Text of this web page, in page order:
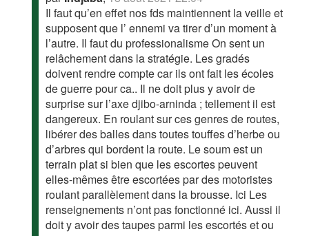
Il faut qu’en effet nos fds maintiennent la veille et
supposent que l’ ennemi va tirer d’un moment à
l’autre. Il faut du professionalisme On sent un
relâchement dans la stratégie. Les gradés
doivent rendre compte car ils ont fait les écoles
de guerre pour ca.. Il ne doit plus y avoir de
surprise sur l’axe djibo-arninda ; tellement il est
dangereux. En roulant sur ces genres de routes,
libérer des balles dans toutes touffes d’herbe ou
d’arbres qui bordent la route. Le soum est un
terrain plat si bien que les escortes peuvent
elles-mêmes être escortées par des motoristes
roulant parallèlement dans la brousse. Ici Les
renseignements n’ont pas fonctionné ici. Aussi il
doit y avoir des taupes parmi les escortés et ou